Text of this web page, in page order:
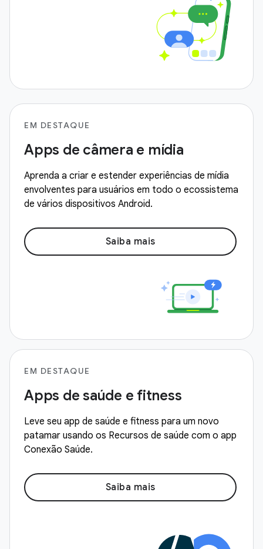
EM DESTAQUE
Apps de câmera e mídia
Aprenda a criar e estender experiências de mídia
envolventes para usuários em todo o ecossistema
de vários dispositivos Android.
Saiba mais
EM DESTAQUE
Apps de saúde e fitness
Leve seu app de saúde e fitness para um novo
patamar usando os Recursos de saúde com o app
Conexão Saúde.
Saiba mais